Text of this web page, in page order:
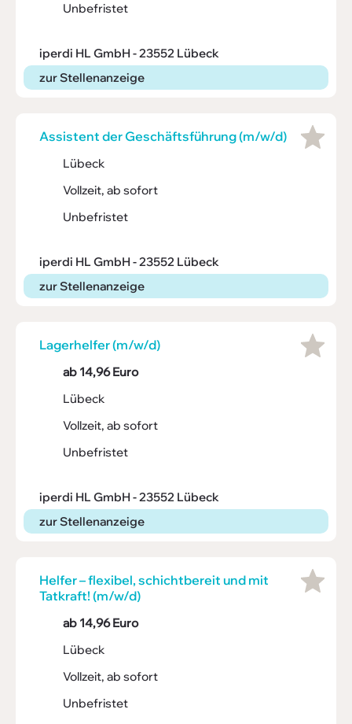
Unbefristet
iperdi HL GmbH - 23552 Lübeck
zur Stellenanzeige
Assis­tent der Geschäfts­füh­rung (m/w/d)
Lübeck
Vollzeit, ab sofort
Unbefristet
iperdi HL GmbH - 23552 Lübeck
zur Stellenanzeige
Lager­helfer (m/w/d)
ab 14,96 Euro
Lübeck
Vollzeit, ab sofort
Unbefristet
iperdi HL GmbH - 23552 Lübeck
zur Stellenanzeige
Helfer – flexi­bel, schicht­be­reit und mit
Tatkraft! (m/w/d)
ab 14,96 Euro
Lübeck
Vollzeit, ab sofort
Unbefristet